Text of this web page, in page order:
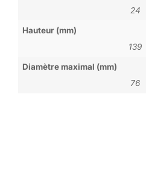
24
Hauteur (mm)
139
Diamètre maximal (mm)
76